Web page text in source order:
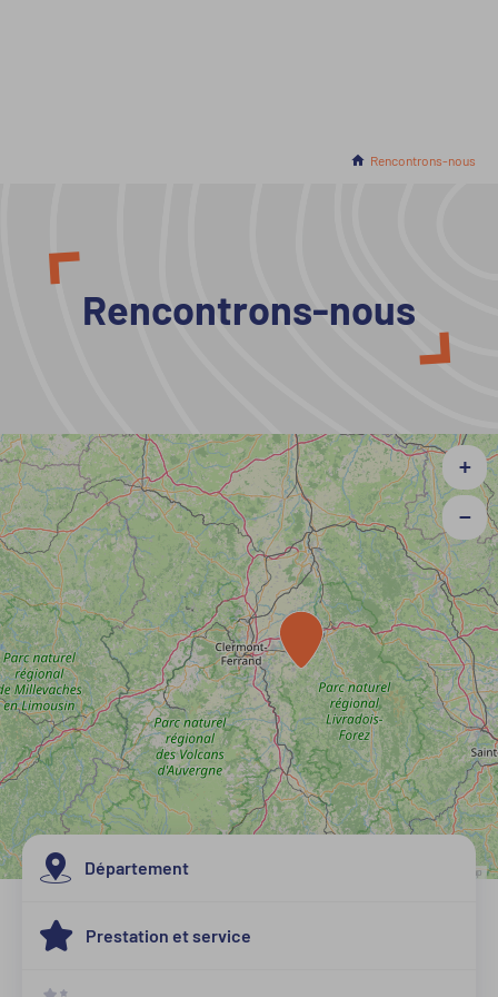
Accueil
En cours :
Rencontrons-nous
Rencontrons-nous
+
−
OpenStreetMap
Département
Allier
Cantal
Prestation et service